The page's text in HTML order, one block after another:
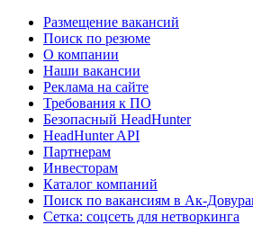
Размещение вакансий
Поиск по резюме
О компании
Наши вакансии
Реклама на сайте
Требования к ПО
Безопасный HeadHunter
HeadHunter API
Партнерам
Инвесторам
Каталог компаний
Поиск по вакансиям в Ак-
Сетка: соцсеть для нетворкинга